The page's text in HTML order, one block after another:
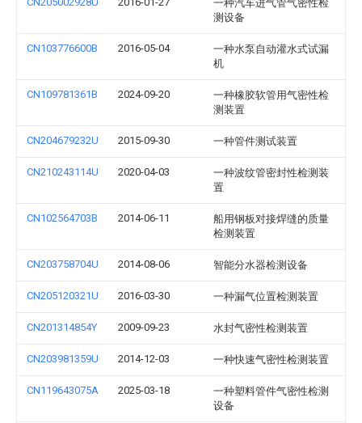
一种汽车进气管气密性检
测设备
CN103776600B 2016-05-04
一种水泵自动灌水式试漏
机
CN109781361B 2024-09-20
一种橡胶软管用气密性检
测装置
CN204679232U 2015-09-30 一种管件测试装置
CN210243114U 2020-04-03
一种波纹管密封性检测装
置
CN102564703B 2014-06-11
船用钢板对接焊缝的质量
检测装置
CN203758704U 2014-08-06 智能分水器检测设备
CN205120321U 2016-03-30 一种漏气位置检测装置
CN201314854Y 2009-09-23 水封气密性检测装置
CN203981359U 2014-12-03 一种快速气密性检测装置
CN119643075A 2025-03-18
一种塑料管件气密性检测
设备